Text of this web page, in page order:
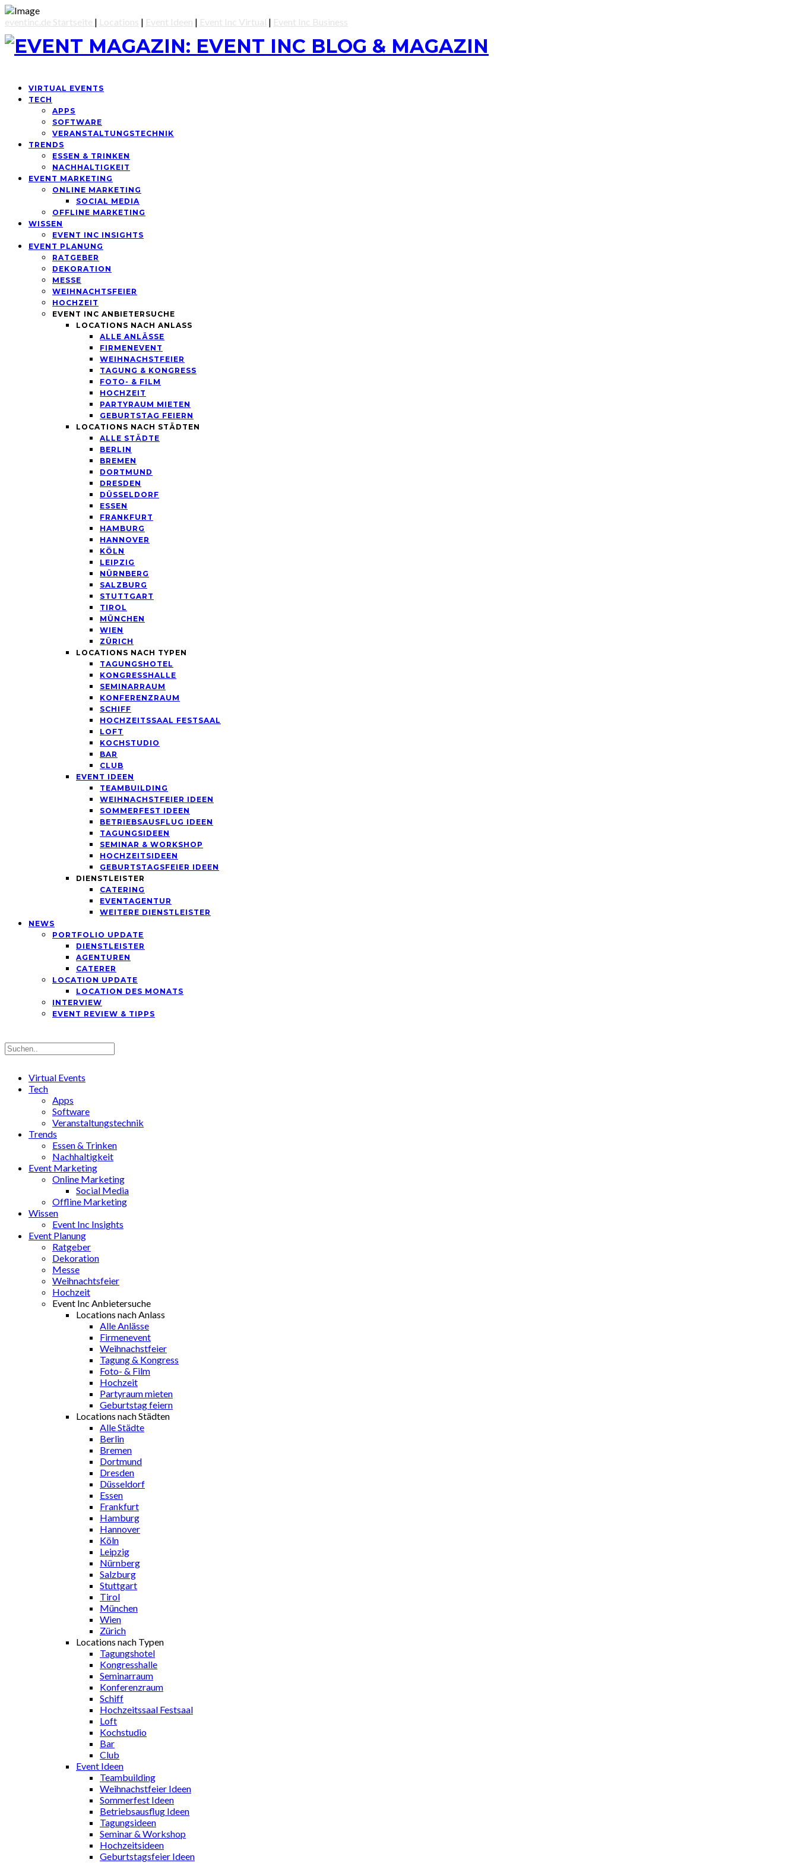
eventinc.de Startseite | Locations | Event Ideen | Event Inc Virtual | Event Inc Business
VIRTUAL EVENTS
TECH
APPS
SOFTWARE
VERANSTALTUNGSTECHNIK
TRENDS
ESSEN & TRINKEN
NACHHALTIGKEIT
EVENT MARKETING
ONLINE MARKETING
SOCIAL MEDIA
OFFLINE MARKETING
WISSEN
EVENT INC INSIGHTS
EVENT PLANUNG
RATGEBER
DEKORATION
MESSE
WEIHNACHTSFEIER
HOCHZEIT
EVENT INC ANBIETERSUCHE
LOCATIONS NACH ANLASS
ALLE ANLÄSSE
FIRMENEVENT
WEIHNACHSTFEIER
TAGUNG & KONGRESS
FOTO- & FILM
HOCHZEIT
PARTYRAUM MIETEN
GEBURTSTAG FEIERN
LOCATIONS NACH STÄDTEN
ALLE STÄDTE
BERLIN
BREMEN
DORTMUND
DRESDEN
DÜSSELDORF
ESSEN
FRANKFURT
HAMBURG
HANNOVER
KÖLN
LEIPZIG
NÜRNBERG
SALZBURG
STUTTGART
TIROL
MÜNCHEN
WIEN
ZÜRICH
LOCATIONS NACH TYPEN
TAGUNGSHOTEL
KONGRESSHALLE
SEMINARRAUM
KONFERENZRAUM
SCHIFF
HOCHZEITSSAAL FESTSAAL
LOFT
KOCHSTUDIO
BAR
CLUB
EVENT IDEEN
TEAMBUILDING
WEIHNACHSTFEIER IDEEN
SOMMERFEST IDEEN
BETRIEBSAUSFLUG IDEEN
TAGUNGSIDEEN
SEMINAR & WORKSHOP
HOCHZEITSIDEEN
GEBURTSTAGSFEIER IDEEN
DIENSTLEISTER
CATERING
EVENTAGENTUR
WEITERE DIENSTLEISTER
NEWS
PORTFOLIO UPDATE
DIENSTLEISTER
AGENTUREN
CATERER
LOCATION UPDATE
LOCATION DES MONATS
INTERVIEW
EVENT REVIEW & TIPPS
Virtual Events
Tech
Apps
Software
Veranstaltungstechnik
Trends
Essen & Trinken
Nachhaltigkeit
Event Marketing
Online Marketing
Social Media
Offline Marketing
Wissen
Event Inc Insights
Event Planung
Ratgeber
Dekoration
Messe
Weihnachtsfeier
Hochzeit
Event Inc Anbietersuche
Locations nach Anlass
Alle Anlässe
Firmenevent
Weihnachstfeier
Tagung & Kongress
Foto- & Film
Hochzeit
Partyraum mieten
Geburtstag feiern
Locations nach Städten
Alle Städte
Berlin
Bremen
Dortmund
Dresden
Düsseldorf
Essen
Frankfurt
Hamburg
Hannover
Köln
Leipzig
Nürnberg
Salzburg
Stuttgart
Tirol
München
Wien
Zürich
Locations nach Typen
Tagungshotel
Kongresshalle
Seminarraum
Konferenzraum
Schiff
Hochzeitssaal Festsaal
Loft
Kochstudio
Bar
Club
Event Ideen
Teambuilding
Weihnachstfeier Ideen
Sommerfest Ideen
Betriebsausflug Ideen
Tagungsideen
Seminar & Workshop
Hochzeitsideen
Geburtstagsfeier Ideen